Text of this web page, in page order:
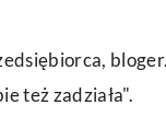
też zadziała".